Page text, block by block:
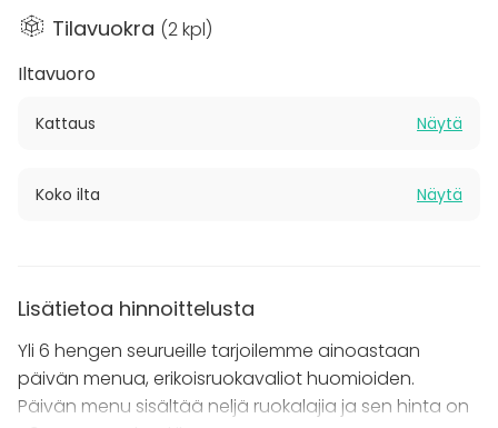
Muistathan katsoa myös muut ravintolamme:
Pastis– Pieni pala Pariisia keskellä Helsinkiä, ota
Villa Lilla- Espoon Leppävaaran kauniissa
Tilavuokra (2 kpl)
Iltavuoro
Kattaus Näytä
Koko ilta Näytä
Lisätietoa hinnoittelusta
Yli 6 hengen seurueille tarjoilemme ainoastaan
päivän menua, erikoisruokavaliot huomioiden.
Päivän menu sisältää neljä ruokalajia ja sen hinta on